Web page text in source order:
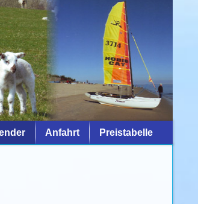
Anfahrt Preistabelle